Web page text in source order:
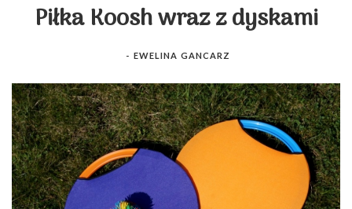
Piłka Koosh wraz z dyskami
- EWELINA GANCARZ